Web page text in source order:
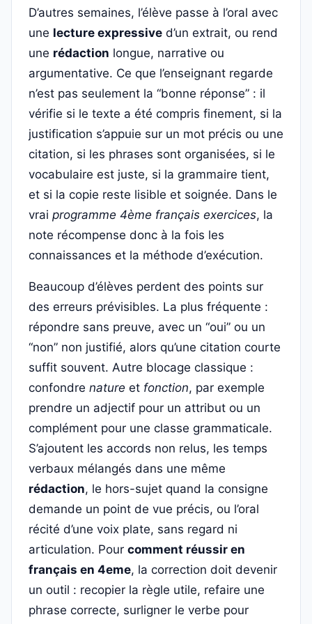
D’autres semaines, l’élève passe à l’oral avec
une lecture expressive d’un extrait, ou rend
une rédaction longue, narrative ou
argumentative. Ce que l’enseignant regarde
n’est pas seulement la “bonne réponse” : il
vérifie si le texte a été compris finement, si la
justification s’appuie sur un mot précis ou une
citation, si les phrases sont organisées, si le
vocabulaire est juste, si la grammaire tient,
et si la copie reste lisible et soignée. Dans le
vrai programme 4ème français exercices, la
note récompense donc à la fois les
connaissances et la méthode d’exécution.
Beaucoup d’élèves perdent des points sur
des erreurs prévisibles. La plus fréquente :
répondre sans preuve, avec un “oui” ou un
“non” non justifié, alors qu’une citation courte
suffit souvent. Autre blocage classique :
confondre nature et fonction, par exemple
prendre un adjectif pour un attribut ou un
complément pour une classe grammaticale.
S’ajoutent les accords non relus, les temps
verbaux mélangés dans une même
rédaction, le hors-sujet quand la consigne
demande un point de vue précis, ou l’oral
récité d’une voix plate, sans regard ni
articulation. Pour comment réussir en
français en 4eme, la correction doit devenir
un outil : recopier la règle utile, refaire une
phrase correcte, surligner le verbe pour